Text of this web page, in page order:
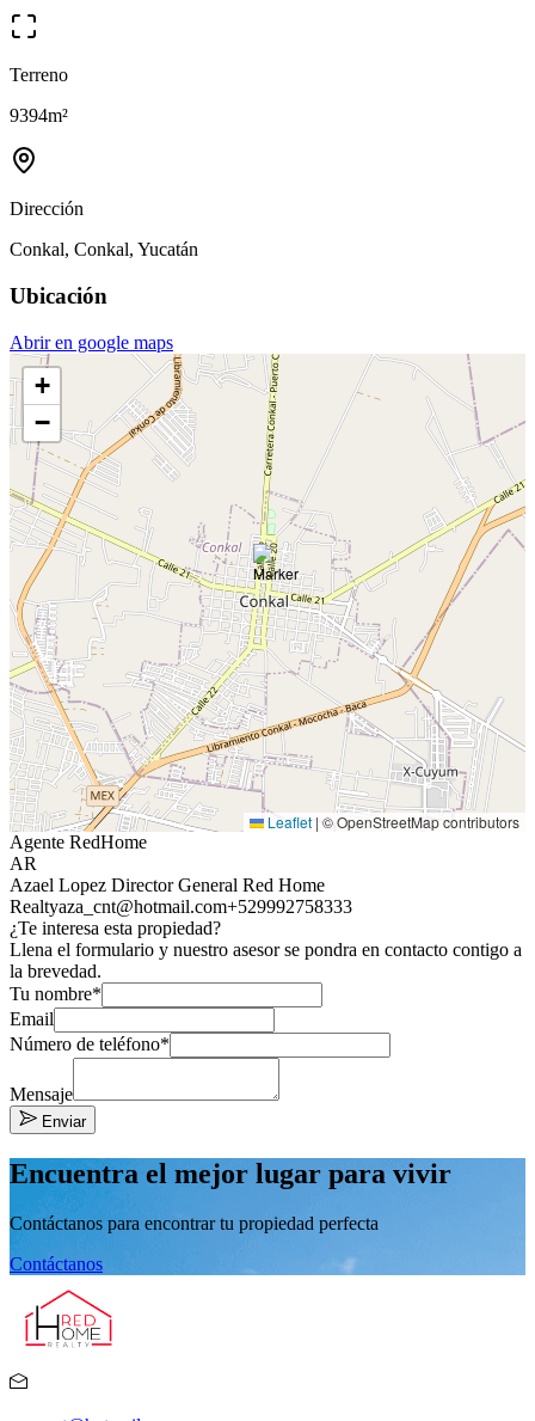
Terreno
9394m²
Dirección
Conkal, Conkal, Yucatán
Ubicación
Abrir en google maps
+
−
Leaflet | © OpenStreetMap contributors
Agente RedHome
AR
Azael Lopez Director General Red Home
Realtyaza_cnt@hotmail.com+529992758333
¿Te interesa esta propiedad?
Llena el formulario y nuestro asesor se pondra en contacto contigo a
la brevedad.
Tu nombre*
Email
Número de teléfono*
Mensaje
Enviar
Encuentra el mejor lugar para vivir
Contáctanos para encontrar tu propiedad perfecta
Contáctanos